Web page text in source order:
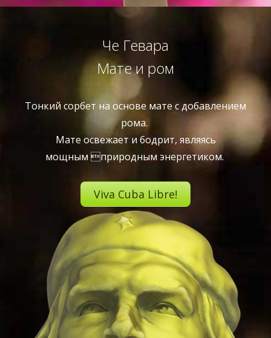
Че Гевара
Мате и ром
Тонкий сорбет на основе мате с добавлением
рома.
Мате освежает и бодрит, являясь
мощным природным энергетиком.
Viva Cuba Libre!